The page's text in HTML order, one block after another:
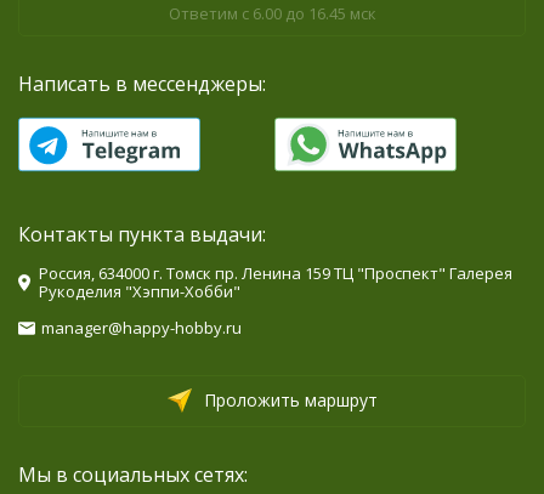
Ответим с 6.00 до 16.45 мск
Написать в мессенджеры:
Контакты пункта выдачи:
Россия, 634000 г. Томск пр. Ленина 159 ТЦ "Проспект" Галерея
Рукоделия "Хэппи-Хобби"
manager@happy-hobby.ru
Проложить маршрут
Мы в социальных сетях: